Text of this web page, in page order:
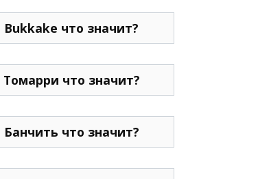
Bukkake что значит?
Томарри что значит?
Банчить что значит?